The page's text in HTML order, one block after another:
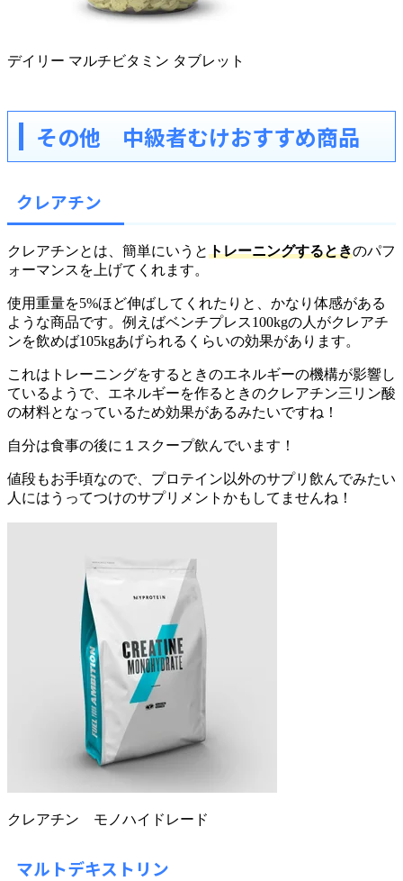
デイリー マルチビタミン タブレット
その他 中級者むけおすすめ商品
クレアチン
クレアチンとは、簡単にいうとトレーニングするときのパフ
ォーマンスを上げてくれます。
使用重量を5%ほど伸ばしてくれたりと、かなり体感がある
ような商品です。例えばベンチプレス100kgの人がクレアチ
ンを飲めば105kgあげられるくらいの効果があります。
これはトレーニングをするときのエネルギーの機構が影響し
ているようで、エネルギーを作るときのクレアチン三リン酸
の材料となっているため効果があるみたいですね！
自分は食事の後に１スクープ飲んでいます！
値段もお手頃なので、プロテイン以外のサプリ飲んでみたい
人にはうってつけのサプリメントかもしてませんね！
クレアチン モノハイドレード
マルトデキストリン